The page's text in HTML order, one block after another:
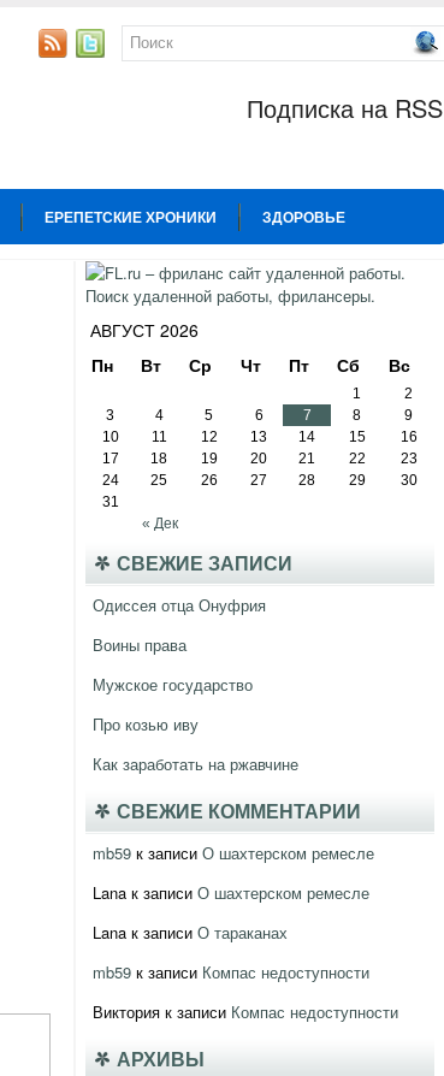
Подписка на RSS
ЕРЕПЕТСКИЕ ХРОНИКИ ЗДОРОВЬЕ
ОТНОШЕНИЯ СПОРТ ТВИТТЕР
АВГУСТ 2026
Пн
Вт Ср Чт Пт Сб Вс
« Дек
1
2
3
4 5 6 7 8
9
10
11 12 13 14 15
16
17
18 19 20 21 22
23
24
25 26 27 28 29
30
31
СВЕЖИЕ ЗАПИСИ
Одиссея отца Онуфрия
Воины права
Мужское государство
Про козью иву
Как заработать на ржавчине
СВЕЖИЕ КОММЕНТАРИИ
mb59 к записи О шахтерском ремесле
Lana к записи О шахтерском ремесле
Lana к записи О тараканах
mb59 к записи Компас недоступности
Виктория к записи Компас недоступности
АРХИВЫ